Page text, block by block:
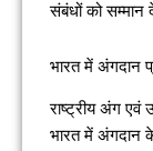
संबंधों को सम्मान
भारत में अंगदान
राष्ट्रीय अंग
भारत में अंगदान